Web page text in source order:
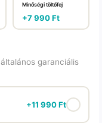
Minőségi töltőfej
+7 990Ft
garanciális
+11 990Ft